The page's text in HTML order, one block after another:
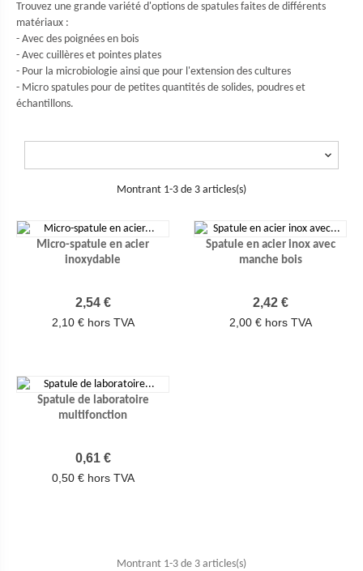
Trouvez une grande variété d'options de spatules faites de différents
matériaux :
- Avec des poignées en bois
- Avec cuillères et pointes plates
- Pour la microbiologie ainsi que pour l'extension des cultures
- Micro spatules pour de petites quantités de solides, poudres et
échantillons.

Montrant 1-3 de 3 articles(s)
Micro-spatule en acier
inoxydable
Prix
2,54 €
2,10 € hors TVA
Spatule en acier inox avec
manche bois
Prix
2,42 €
2,00 € hors TVA
Spatule de laboratoire
multifonction
Prix
0,61 €
0,50 € hors TVA
Montrant 1-3 de 3 articles(s)